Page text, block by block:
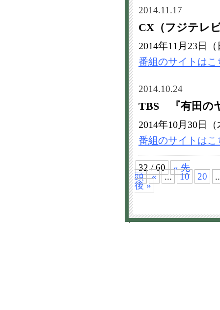
2014.11.17
CX（フジテレ
2014年11月23日
番組のサイトはこ
2014.10.24
TBS 『有田の
2014年10月30日
番組のサイトはこ
32 / 60
« 先
頭
« ... 10 20
後 »